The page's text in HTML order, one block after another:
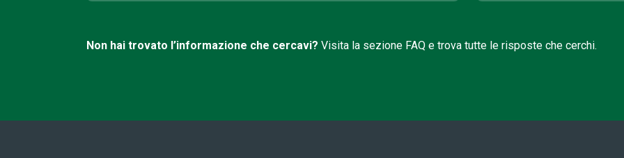
Non hai trovato l’informazione che cercavi? Visita la sezione FAQ e trova tutte le risposte che cerchi.